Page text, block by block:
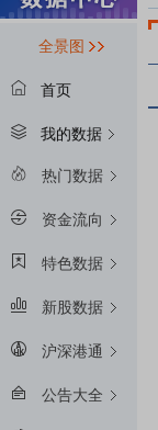
全景图
首页
我的数据
热门数据
资金流向
特色数据
新股数据
沪深港通
公告大全